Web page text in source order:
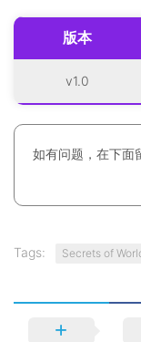
版本
v1.0
如有问题，在下面
Tags: Secrets of